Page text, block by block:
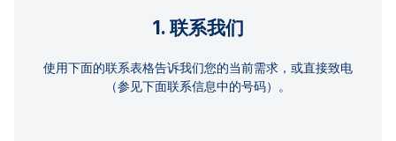
1. 联系我们
使用下面的联系表格告诉我们您的当前需求，或直接致电
（参见下面联系信息中的号码）。